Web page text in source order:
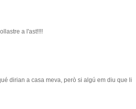
a l'ast!!!!
dirian a casa meva, però si algú em diu que li